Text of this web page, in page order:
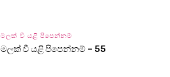
මලක් වී යළි පිපෙන්නම්
මලක් වී යළි පිපෙන්නම් – 55